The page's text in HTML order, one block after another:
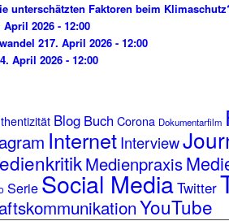
unterschätzten Faktoren beim
April 2026 - 12:00
217. April 2026 - 12:00
April 2026 - 12:00
Blog Buch Corona Dokumentarfilm
InternetInterview
Medienpraxis
Serie Social MediaTwitter
YouTube